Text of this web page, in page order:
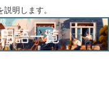
明します。